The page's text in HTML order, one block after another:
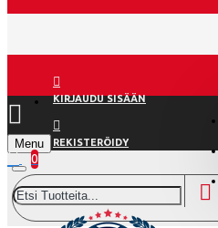
KIRJAUDU SISÄÄN
REKISTERÖIDY
Menu
0